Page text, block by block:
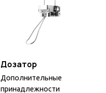
Дозатор
Дополнительные
принадлежности